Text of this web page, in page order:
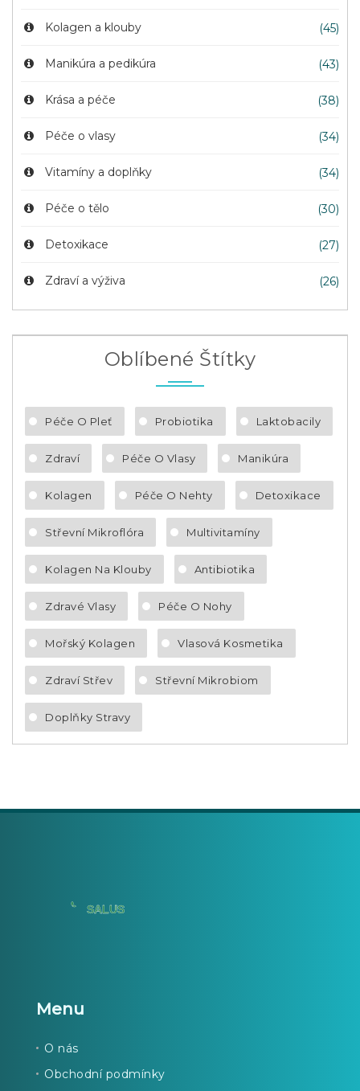
Kolagen a klouby (45)
Manikúra a pedikúra (43)
Krása a péče (38)
Péče o vlasy (34)
Vitamíny a doplňky (34)
Péče o tělo (30)
Detoxikace (27)
Zdraví a výživa (26)
Oblíbené Štítky
Péče O Pleť Probiotika Laktobacily
Zdraví Péče O Vlasy Manikúra
Kolagen Péče O Nehty Detoxikace
Střevní Mikroflóra Multivitamíny
Kolagen Na Klouby Antibiotika
Zdravé Vlasy Péče O Nohy
Mořský Kolagen Vlasová Kosmetika
Zdraví Střev Střevní Mikrobiom
Doplňky Stravy
Menu
O nás
Obchodní podmínky